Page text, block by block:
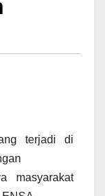
terjadi di
masyarakat